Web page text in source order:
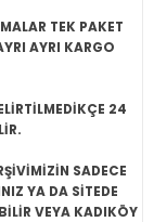
TEK PAKET
AYRI KARGO
24
SADECE
YA DA SİTEDE
VEYA KADIKÖY